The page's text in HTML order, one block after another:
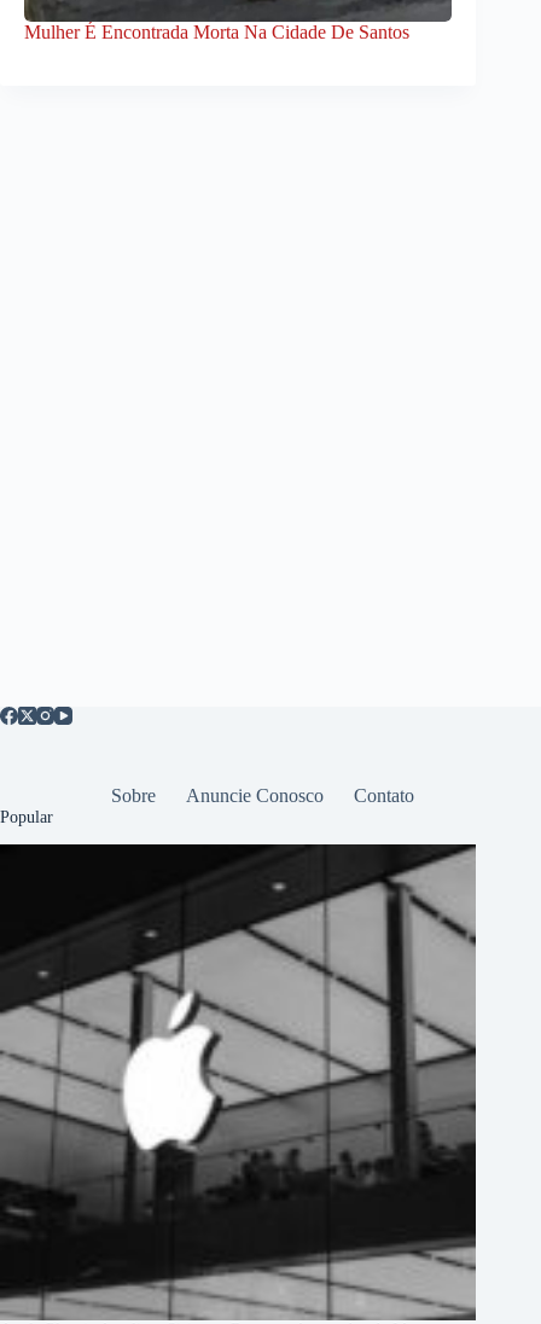
Mulher É Encontrada Morta Na Cidade De Santos
Sobre Anuncie Conosco Contato
Popular